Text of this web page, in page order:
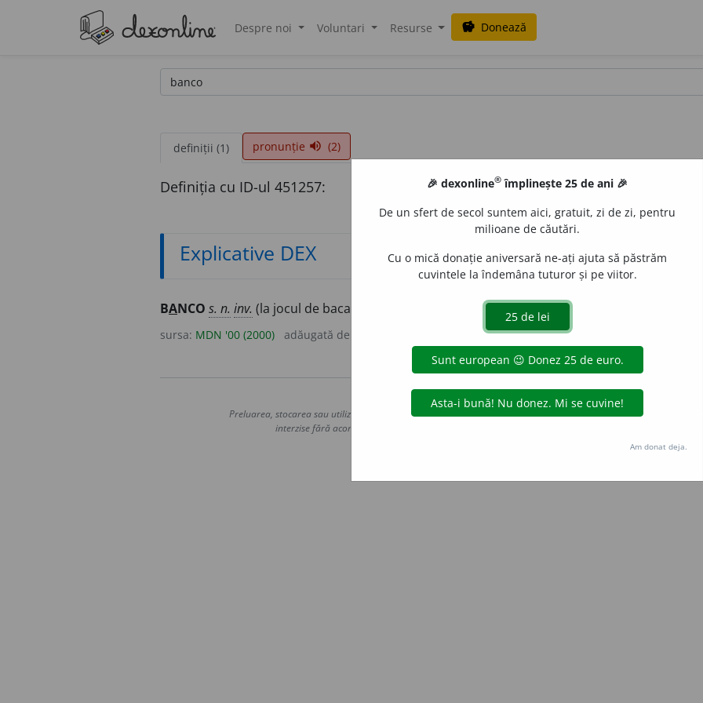
Despre noi Voluntari Resurse savings Donează
definiții (1) pronunție volume_up (2)
Definiția cu ID-ul 451257:
Explicative DEX
BANCO s. n. inv. (la jocul de bacara) totalitatea mizelor depuse de jucători. (<
sursa: MDN '00 (2000) adăugată de
Copyright © 2004-2026 dexonline (https://dexonline.ro)
Preluarea, stocarea sau utilizarea datelor de pe acest site, inclusiv prin orice metode de extragere automată
interzise fără acordul nostru prealabil scris, cu excepția seturilor de date oferite oficial spre utilizare
Hosterion
🎉 dexonline® împlinește 25 de ani 🎉
De un sfert de secol suntem aici, gratuit, zi de zi, pentru
milioane de căutări.
Cu o mică donație aniversară ne-ați ajuta să păstrăm
cuvintele la îndemâna tuturor și pe viitor.
Am donat deja.